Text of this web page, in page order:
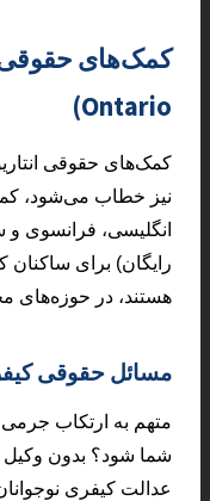
Ontario)
نیز خطاب می‌شود،
انگلیسی، فرانسوی
رایگان) برای ساکنان
هستند، در حوزه‌های
مسائل حقوقی
متهم به ارتکاب
شما شود؟ بدون وکیل